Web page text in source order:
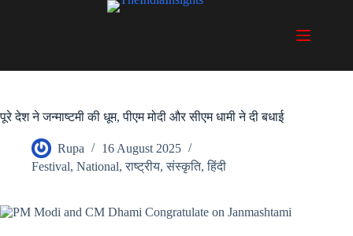
पूरे देश ने जन्माष्टमी की धूम, पीएम मोदी और सीएम धामी ने दी बधाई
Rupa
16 August 2025
Festival, National,राष्ट्रीय,संस्कृति,हिंदी